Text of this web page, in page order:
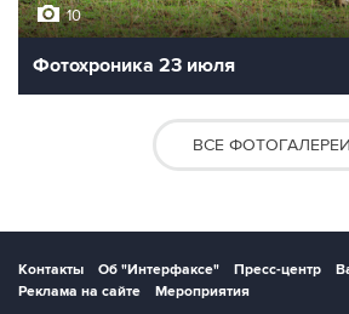
10
Фотохроника 23 июля
ВСЕ ФОТОГАЛЕРЕИ
Контакты Об "Интерфаксе" Пресс-центр
Реклама на сайте
Мероприятия